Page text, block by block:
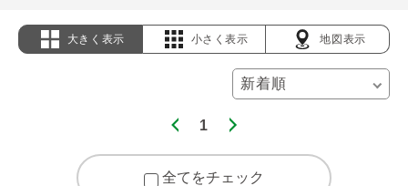
大きく表示 小さく表示 地図表示
1
全てをチェック